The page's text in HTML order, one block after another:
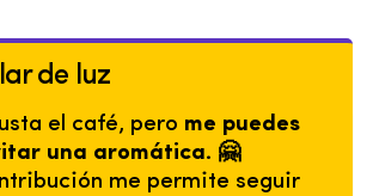
de luz
el café, pero me puedes
una aromática. 🤗
me permite seguir